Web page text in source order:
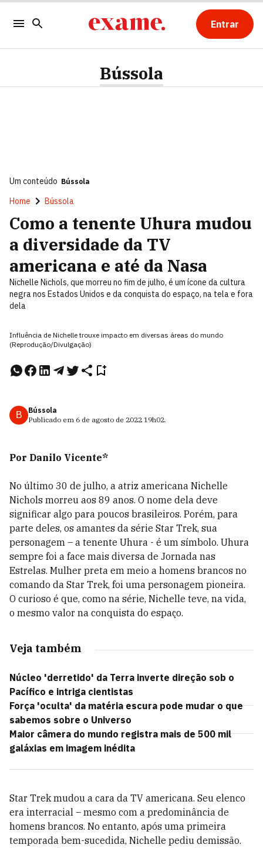
Entrar
Bússola
Um conteúdo Bússola
Home Bússola
Como a tenente Uhura mudou
a diversidade da TV
americana e até da Nasa
Nichelle Nichols, que morreu no fim de julho, é um ícone da cultura
negra nos Estados Unidos e da conquista do espaço, na tela e fora
dela
Influência de Nichelle trouxe impacto em diversas áreas do mundo
(Reprodução/Divulgação)
B
Bússola
Publicado em 6 de agosto de 2022 19h02.
Por Danilo Vicente*
No último 30 de julho, a atriz americana Nichelle
Nichols morreu aos 89 anos. O nome dela deve
significar algo para poucos brasileiros. Porém, para
parte deles, os amantes da série Star Trek, sua
personagem – a tenente Uhura - é um símbolo. Uhura
sempre foi a face mais diversa de Jornada nas
Estrelas. Mulher preta em meio a homens brancos no
comando da Star Trek, foi uma personagem pioneira.
O curioso é que, como na série, Nichelle teve, na vida,
o mesmo valor na conquista do espaço.
Veja também
Núcleo 'derretido' da Terra inverte direção sob o
Pacífico e intriga cientistas
Força 'oculta' da matéria escura pode mudar o que
sabemos sobre o Universo
Maior câmera do mundo registra mais de 500 mil
galáxias em imagem inédita
Star Trek mudou a cara da TV americana. Seu elenco
era interracial – mesmo com a predominância de
homens brancos. No entanto, após uma primeira
temporada bem-sucedida, Nichelle pediu demissão.